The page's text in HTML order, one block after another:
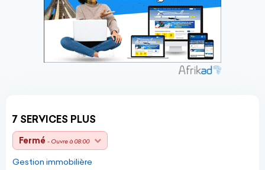
7 SERVICES PLUS
Fermé - Ouvre à 08:00
Gestion immobilière